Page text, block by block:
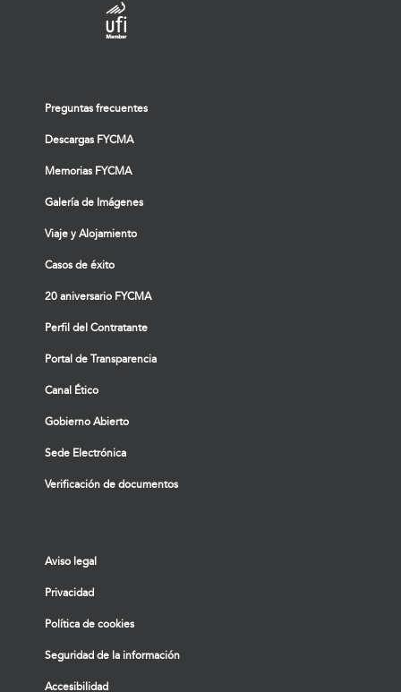
Preguntas frecuentes
Descargas FYCMA
Memorias FYCMA
Galería de Imágenes
Viaje y Alojamiento
Casos de éxito
20 aniversario FYCMA
Perfil del Contratante
Portal de Transparencia
Canal Ético
Gobierno Abierto
Sede Electrónica
Verificación de documentos
Aviso legal
Privacidad
Política de cookies
Seguridad de la información
Accesibilidad